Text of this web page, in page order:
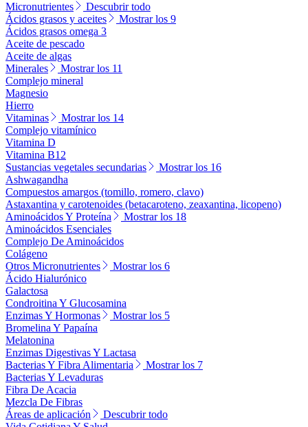
Micronutrientes
Descubrir todo
Ácidos grasos y aceites
Mostrar los 9
Ácidos grasos omega 3
Aceite de pescado
Aceite de algas
Minerales
Mostrar los 11
Complejo mineral
Magnesio
Hierro
Vitaminas
Mostrar los 14
Complejo vitamínico
Vitamina D
Vitamina B12
Sustancias vegetales secundarias
Mostrar los 16
Ashwagandha
Compuestos amargos (tomillo, romero, clavo)
Astaxantina y carotenoides (betacaroteno, zeaxantina, licopeno)
Aminoácidos Y Proteína
Mostrar los 18
Aminoácidos Esenciales
Complejo De Aminoácidos
Colágeno
Otros Micronutrientes
Mostrar los 6
Ácido Hialurónico
Galactosa
Condroitina Y Glucosamina
Enzimas Y Hormonas
Mostrar los 5
Bromelina Y Papaína
Melatonina
Enzimas Digestivas Y Lactasa
Bacterias Y Fibra Alimentaria
Mostrar los 7
Bacterias Y Levaduras
Fibra De Acacia
Mezcla De Fibras
Áreas de aplicación
Descubrir todo